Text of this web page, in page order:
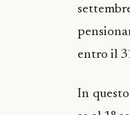
entro il
In